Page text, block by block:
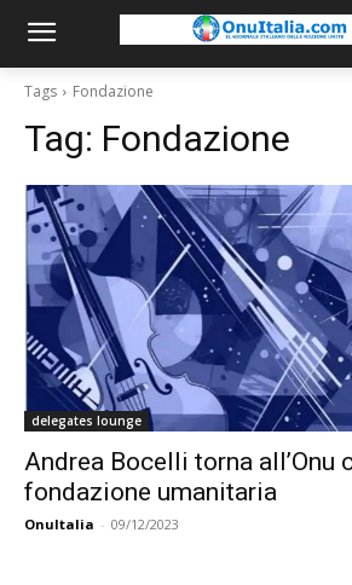
Tags Fondazione
Tag: Fondazione
delegates lounge
Andrea Bocelli torna all’Onu
fondazione umanitaria
OnuItalia - 09/12/2023